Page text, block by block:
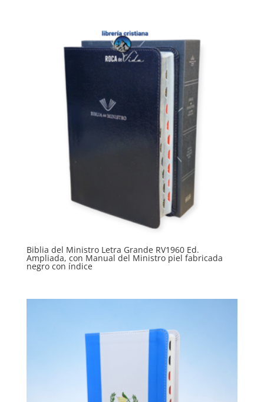
$17.54.
Biblia del Ministro Letra Grande RV1960 Ed.
Ampliada, con Manual del Ministro piel fabricada
negro con índice